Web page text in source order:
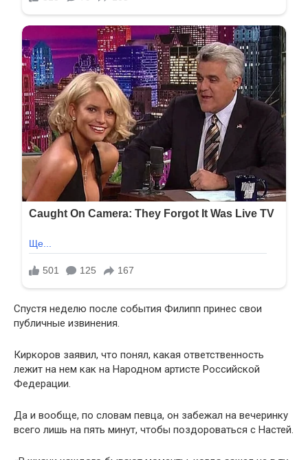
Спустя неделю после события Филипп принес свои
публичные извинения.
Киркоров заявил, что понял, какая ответственность
лежит на нем как на Народном артисте Российской
Федерации.
Да и вообще, по словам певца, он забежал на вечеринку
всего лишь на пять минут, чтобы поздороваться с Настей.